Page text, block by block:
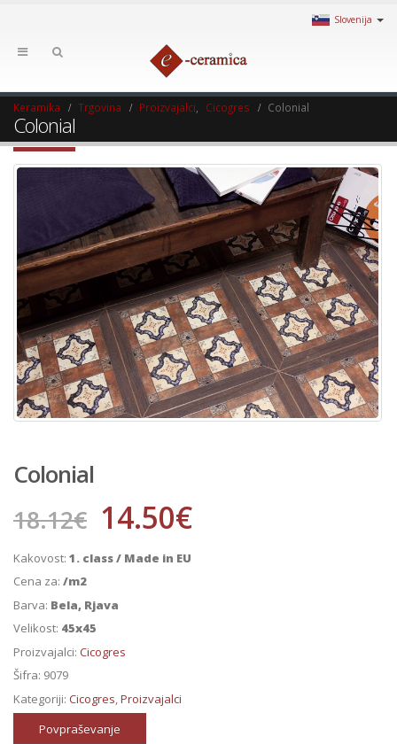
Slovenija
Keramika Trgovina Proizvajalci Cicogres Colonial
Colonial
Colonial
18.12€ 14.50€
Kakovost: 1. class / Made in EU
Cena za: /m2
Barva: Bela, Rjava
Velikost: 45x45
Proizvajalci: Cicogres
Šifra: 9079
Kategoriji: Cicogres,Proizvajalci
Povpraševanje